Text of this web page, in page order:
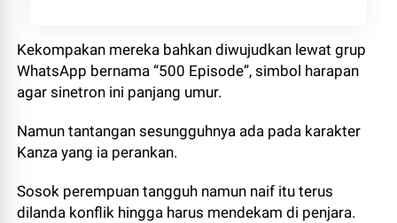
Kekompakan mereka bahkan diwujudkan lewat grup
WhatsApp bernama “500 Episode”, simbol harapan
agar sinetron ini panjang umur.
Namun tantangan sesungguhnya ada pada karakter
Kanza yang ia perankan.
Sosok perempuan tangguh namun naif itu terus
dilanda konflik hingga harus mendekam di penjara.